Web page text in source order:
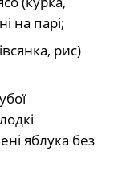
на парі;
рис)
яблука без